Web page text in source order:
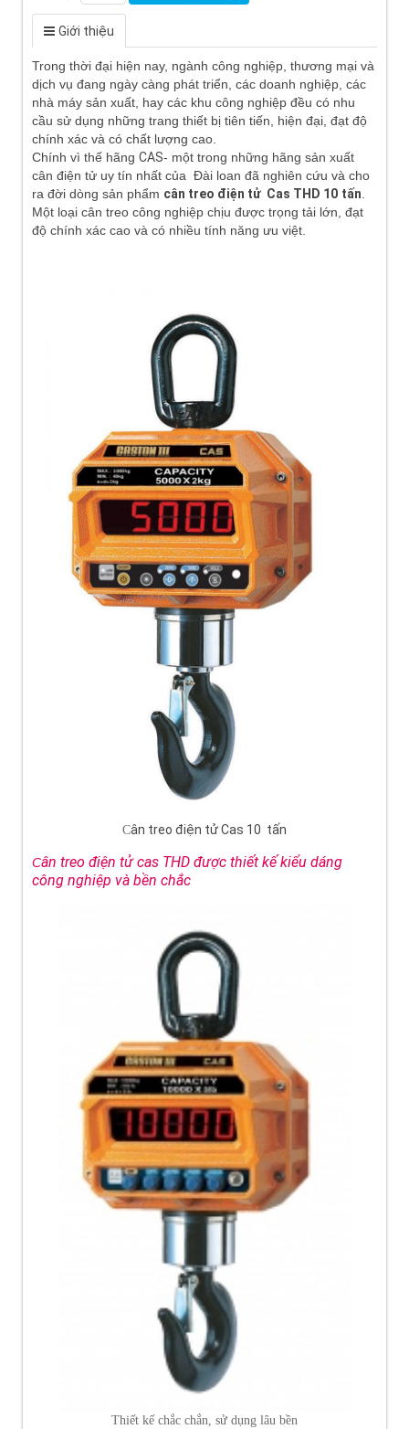
Giới thiệu
Trong thời đại hiện nay, ngành công nghiệp, thương mại và
dịch vụ đang ngày càng phát triển, các doanh nghiệp, các
nhà máy sản xuất, hay các khu công nghiệp đều có nhu
cầu sử dụng những trang thiết bị tiên tiến, hiện đại, đạt độ
chính xác và có chất lượng cao.
Chính vì thế hãng CAS- một trong những hãng sản xuất
cân điện tử uy tín nhất của Đài loan đã nghiên cứu và cho
ra đời dòng sản phẩm cân treo điện tử Cas THD 10 tấn.
Một loại cân treo công nghiệp chịu được trọng tải lớn, đạt
độ chính xác cao và có nhiều tính năng ưu việt.
Cân treo điện tử Cas 10 tấn
Cân treo điện tử cas THD được thiết kế kiểu dáng
công nghiệp và bền chắc
Thiết kế chắc chắn, sử dụng lâu bền